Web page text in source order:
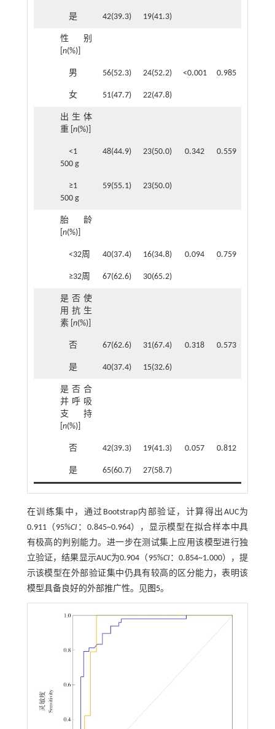
是 42(39.3) 19(41.3)
性别
n(%)]
男 56(52.3) 24(52.2) <0.001 0.985
女 51(47.7) 22(47.8)
出生体
重 [ n(%)]
<1
500 g
48(44.9) 23(50.0) 0.342 0.559
≥1
500 g
59(55.1) 23(50.0)
胎龄
n(%)]
<32周 40(37.4) 16(34.8) 0.094 0.759
≥32周 67(62.6) 30(65.2)
是否使
用抗生
素 [ n(%)]
否 67(62.6) 31(67.4) 0.318 0.573
是 40(37.4) 15(32.6)
是否合
并呼吸
支持
n(%)]
否 42(39.3) 19(41.3) 0.057 0.812
是 65(60.7) 27(58.7)
在训练集中，通过Bootstrap内部验证，计算得出AUC为
0.911（95%CI ：0.845~0.964），显示模型在拟合样本中具
有极高的判别能力。进一步在测试集上应用该模型进行独
立验证，结果显示AUC为0.904（95%CI ：0.854~1.000），提
示该模型在外部验证集中仍具有较高的区分能力，表明该
模型具备良好的外部推广性。见图5。